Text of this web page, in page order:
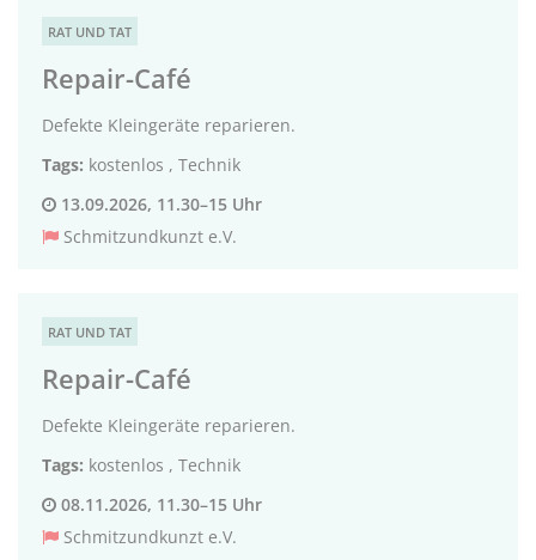
RAT UND TAT
Repair-Café
Defekte Kleingeräte reparieren.
Tags: kostenlos , Technik
13.09.2026, 11.30–15 Uhr
Schmitzundkunzt e.V.
RAT UND TAT
Repair-Café
Defekte Kleingeräte reparieren.
Tags: kostenlos , Technik
08.11.2026, 11.30–15 Uhr
Schmitzundkunzt e.V.